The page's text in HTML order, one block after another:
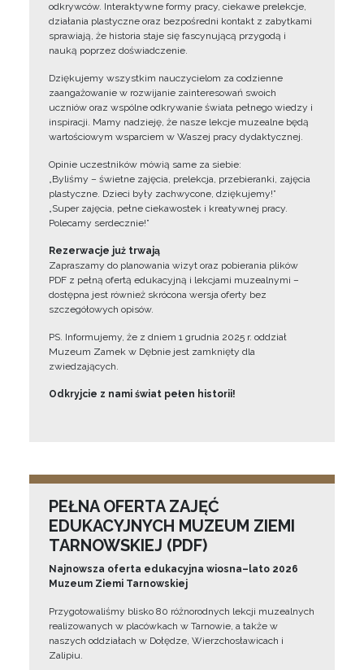
odkrywców. Interaktywne formy pracy, ciekawe prelekcje,
działania plastyczne oraz bezpośredni kontakt z zabytkami
sprawiają, że historia staje się fascynującą przygodą i
nauką poprzez doświadczenie.
Dziękujemy wszystkim nauczycielom za codzienne
zaangażowanie w rozwijanie zainteresowań swoich
uczniów oraz wspólne odkrywanie świata pełnego wiedzy i
inspiracji. Mamy nadzieję, że nasze lekcje muzealne będą
wartościowym wsparciem w Waszej pracy dydaktycznej.
Opinie uczestników mówią same za siebie:
„Byliśmy – świetne zajęcia, prelekcja, przebieranki, zajęcia
plastyczne. Dzieci były zachwycone, dziękujemy!”
„Super zajęcia, pełne ciekawostek i kreatywnej pracy.
Polecamy serdecznie!”
Rezerwacje już trwają
Zapraszamy do planowania wizyt oraz pobierania plików
PDF z pełną ofertą edukacyjną i lekcjami muzealnymi –
dostępna jest również skrócona wersja oferty bez
szczegółowych opisów.
PS. Informujemy, że z dniem 1 grudnia 2025 r. oddział
Muzeum Zamek w Dębnie jest zamknięty dla
zwiedzających.
Odkryjcie z nami świat pełen historii!
PEŁNA OFERTA ZAJĘĆ
EDUKACYJNYCH MUZEUM ZIEMI
TARNOWSKIEJ (PDF)
Najnowsza oferta edukacyjna wiosna–lato 2026
Muzeum Ziemi Tarnowskiej
Przygotowaliśmy blisko 80 różnorodnych lekcji muzealnych
realizowanych w placówkach w Tarnowie, a także w
naszych oddziałach w Dołędze, Wierzchosławicach i
Zalipiu.